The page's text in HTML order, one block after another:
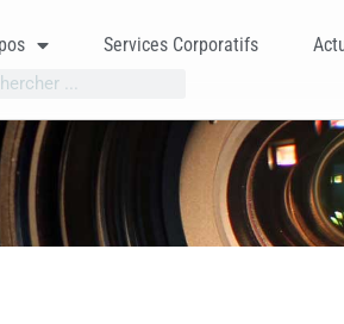
Services Corporatifs